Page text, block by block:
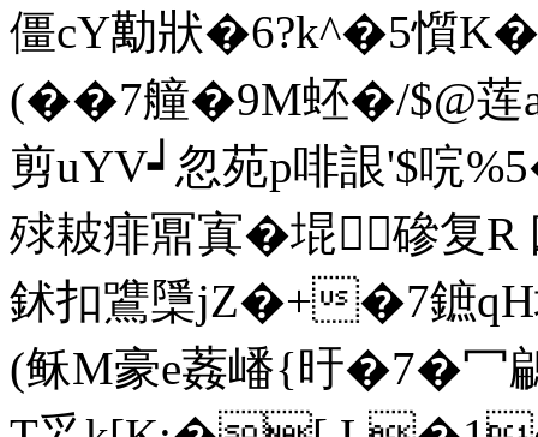
僵cY勱狀�6?k^�5懫
(��7艟�9M蚽�/$@
剪uYV┙忽苑p啡詪'$唍
殏耚痱鼏寘�堒磣复
鉥扣鷕檃jZ�+�7鏣
(稣M豪e葌嶓{旴�7�